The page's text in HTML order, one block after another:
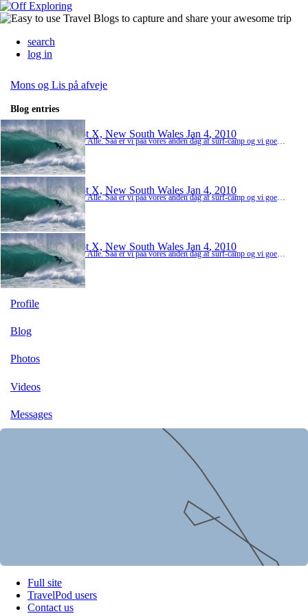
search
log in
Mons og Lis på afveje
Blog entries
Spot X, New South Wales Jan 4, 2010
Spot X, New South Wales Jan 4, 2010
Heey Alle. Saa er vi paa vores anden dag af surf-camp og vi goer det fremragende. Surf-campen ligger i noget, der hedder Spot X og det er total isoleret, som var det sit eget lille samfund. Minder lidt om filmen the Beach - bare ikke saa f***ed. Vi traener 2 gange om dagen af 3 timer, saa jeg kan love jer, at mine arme er oemme som bare pokker, hvilket tydeligt maerkes, naar jeg sidder her ved tastaturet. Vejret er fantastisk, lidt for fantastisk - min naese er ...
Spot X, New South Wales Jan 4, 2010
Heey Alle. Saa er vi paa vores anden dag af surf-camp og vi goer det fremragende. Surf-campen ligger i noget, der hedder Spot X og det er total isoleret, som var det sit eget lille samfund. Minder lidt om filmen the Beach - bare ikke saa f***ed. Vi traener 2 gange om dagen af 3 timer, saa jeg kan love jer, at mine arme er oemme som bare pokker, hvilket tydeligt maerkes, naar jeg sidder her ved tastaturet. Vejret er fantastisk, lidt for fantastisk - min naese er ...
Profile
Blog
Photos
Videos
Messages
Full site
TravelPod users
Contact us